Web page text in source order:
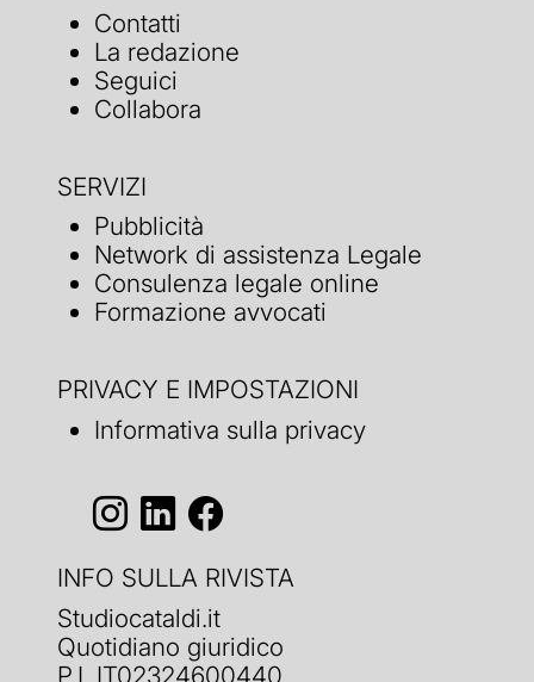
Contatti
La redazione
Seguici
Collabora
SERVIZI
Pubblicità
Network di assistenza Legale
Consulenza legale online
Formazione avvocati
PRIVACY E IMPOSTAZIONI
Informativa sulla privacy
INFO SULLA RIVISTA
Studiocataldi.it
Quotidiano giuridico
P.I. IT02324600440